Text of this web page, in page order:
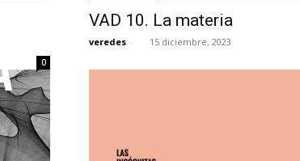
0
VAD 10. La materia
veredes - 15 diciembre, 2023